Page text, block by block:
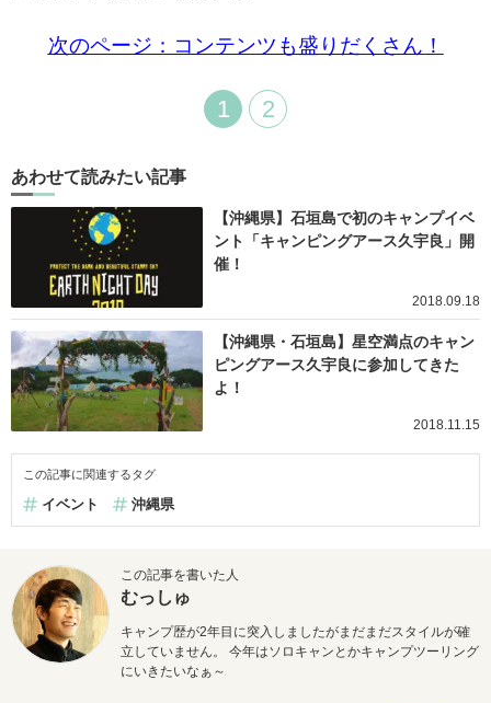
次のページ：コンテンツも盛りだくさん！
1 2
あわせて読みたい記事
【沖縄県】石垣島で初のキャンプイベ
ント「キャンピングアース久宇良」開
催！
2018.09.18
【沖縄県・石垣島】星空満点のキャン
ピングアース久宇良に参加してきた
よ！
2018.11.15
この記事に関連するタグ
イベント 沖縄県
この記事を書いた人
むっしゅ
キャンプ歴が2年目に突入しましたがまだまだスタイルが確
立していません。 今年はソロキャンとかキャンプツーリング
にいきたいなぁ～